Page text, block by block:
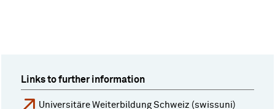
Links to further information
Universitäre Weiterbildung Schweiz (swissuni)